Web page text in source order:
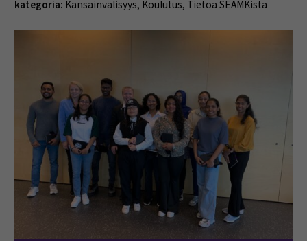
kategoria: Kansainvälisyys, Koulutus, Tietoa SEAMKista